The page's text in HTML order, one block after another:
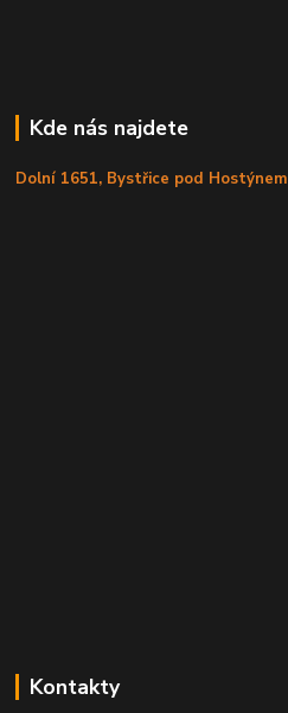
Kde nás najdete
Dolní 1651, Bystřice pod Hostýnem
Kontakty